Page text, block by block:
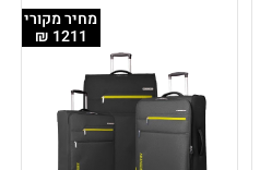
מחיר מקורי
1211 ₪